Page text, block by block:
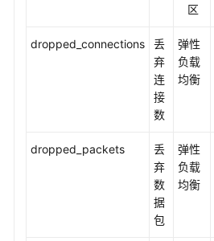
区
dropped_connections
丢
弃
连
接
数
弹性
负载
均衡
dropped_packets
丢
弃
数
据
包
弹性
负载
均衡